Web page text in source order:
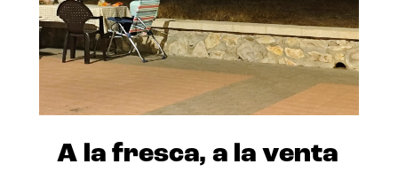
A la fresca, a la venta